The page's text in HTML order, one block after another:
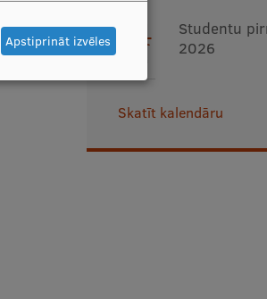
24
Studentu
2026
Skatīt kalendāru
Apstiprināt izvēles